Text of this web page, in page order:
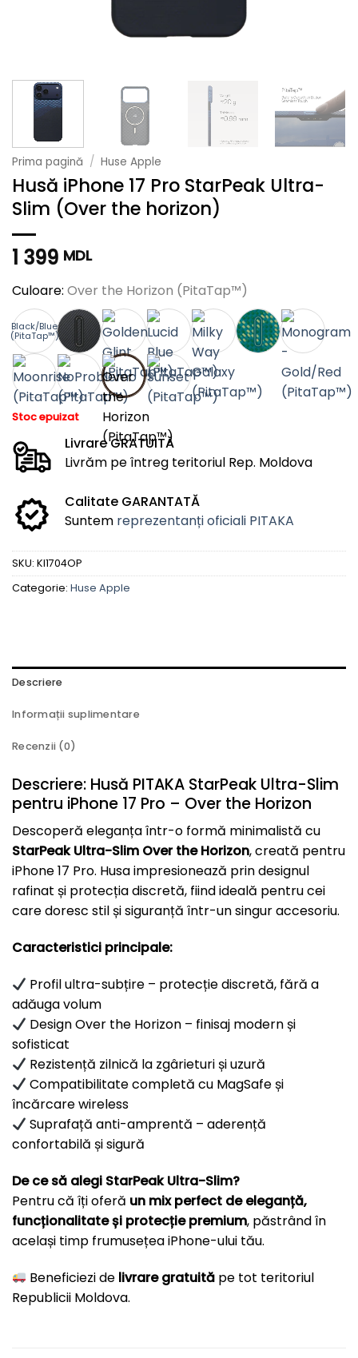
Prima pagină / Huse Apple
Husă iPhone 17 Pro StarPeak Ultra-
Slim (Over the horizon)
1 399 MDL
Culoare: Over the Horizon (PitaTap™)
Black/Blue
(PitaTap™)
Stoc epuizat
Livrare GRATUITĂ
Livrăm pe întreg teritoriul Rep. Moldova
Calitate GARANTATĂ
Suntem reprezentanți oficiali PITAKA
SKU: KI1704OP
Categorie: Huse Apple
Descriere
Informații suplimentare
Recenzii (0)
Descriere: Husă PITAKA StarPeak Ultra-Slim
pentru iPhone 17 Pro – Over the Horizon
Descoperă eleganța într-o formă minimalistă cu
StarPeak Ultra-Slim Over the Horizon, creată pentru
iPhone 17 Pro. Husa impresionează prin designul
rafinat și protecția discretă, fiind ideală pentru cei
care doresc stil și siguranță într-un singur accesoriu.
Caracteristici principale:
Profil ultra-subțire – protecție discretă, fără a
adăuga volum
Design Over the Horizon – finisaj modern și
sofisticat
Rezistență zilnică la zgârieturi și uzură
Compatibilitate completă cu MagSafe și
încărcare wireless
Suprafață anti-amprentă – aderență
confortabilă și sigură
De ce să alegi StarPeak Ultra-Slim?
Pentru că îți oferă un mix perfect de eleganță,
funcționalitate și protecție premium, păstrând în
același timp frumusețea iPhone-ului tău.
Beneficiezi de livrare gratuită pe tot teritoriul
Republicii Moldova.